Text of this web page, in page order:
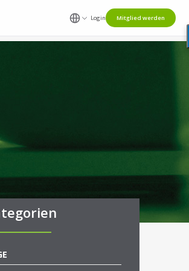
Login Mitglied werden